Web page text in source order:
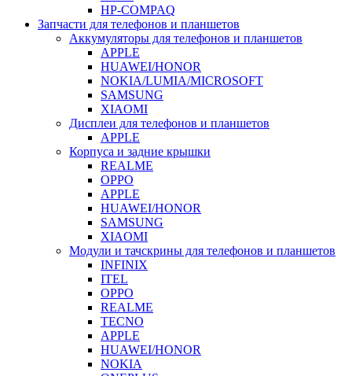
HP-COMPAQ
Запчасти для телефонов и планшетов
Аккумуляторы для телефонов и планшетов
APPLE
HUAWEI/HONOR
NOKIA/LUMIA/MICROSOFT
SAMSUNG
XIAOMI
Дисплеи для телефонов и планшетов
APPLE
Корпуса и задние крышки
REALME
OPPO
APPLE
HUAWEI/HONOR
SAMSUNG
XIAOMI
Модули и тачскрины для телефонов и планшетов
INFINIX
ITEL
OPPO
REALME
TECNO
APPLE
HUAWEI/HONOR
NOKIA